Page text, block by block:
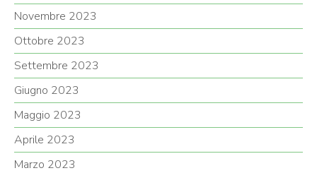
Novembre 2023
Ottobre 2023
Settembre 2023
Giugno 2023
Maggio 2023
Aprile 2023
Marzo 2023